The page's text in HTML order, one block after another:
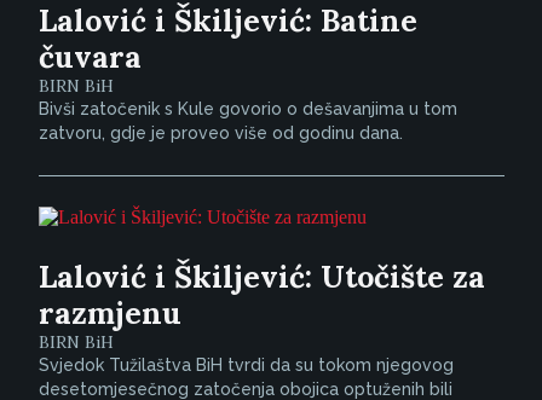
Lalović i Škiljević: Batine
čuvara
BIRN BiH
Bivši zatočenik s Kule govorio o dešavanjima u tom
zatvoru, gdje je proveo više od godinu dana.
Lalović i Škiljević: Utočište za
razmjenu
BIRN BiH
Svjedok Tužilaštva BiH tvrdi da su tokom njegovog
desetomjesečnog zatočenja obojica optuženih bili